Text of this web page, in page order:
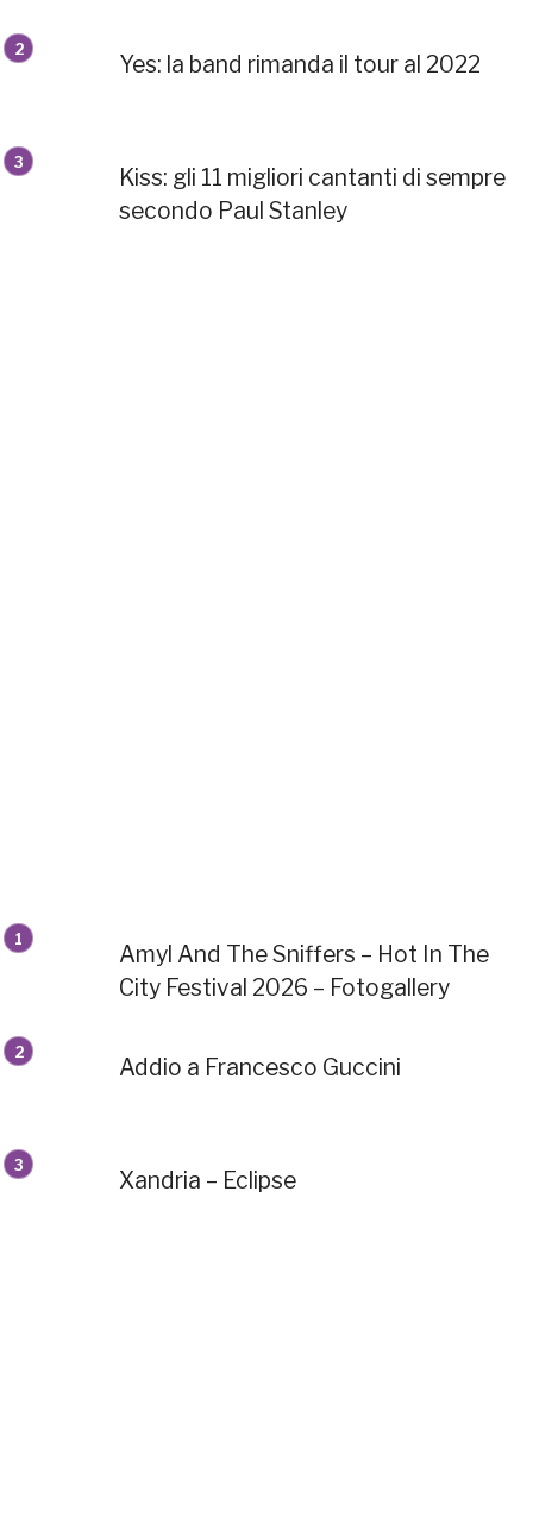
Yes: la band rimanda il tour al 2022
Kiss: gli 11 migliori cantanti di sempre
secondo Paul Stanley
Amyl And The Sniffers – Hot In The
City Festival 2026 – Fotogallery
Addio a Francesco Guccini
Xandria – Eclipse